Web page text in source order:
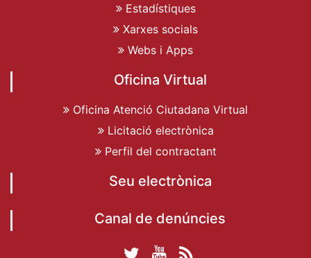
Estadístiques
Xarxes socials
Webs i Apps
Oficina Virtual
Oficina Atenció Ciutadana Virtual
Licitació electrònica
Perfil del contractant
Seu electrònica
Canal de denúncies